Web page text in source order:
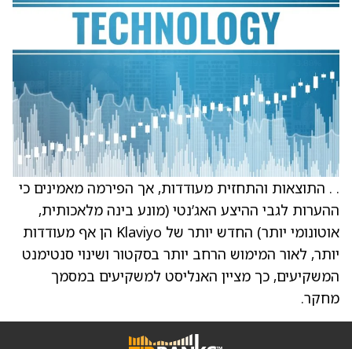
. . התוצאות והתחזית מעודדות, אך הפירמה מאמינים כי
ההערות לגבי ההיצע האג’נטי (מונע בינה מלאכותית,
אוטונומי יותר) החדש יותר של Klaviyo הן אף מעודדות
יותר, לאור המימוש הרחב יותר בסקטור ושינוי סנטימנט
המשקיעים, כך מציין האנליסט למשקיעים במסמך
מחקר.